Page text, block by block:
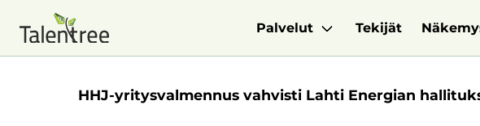
Palvelut Tekijät
HHJ-yritysvalmennus vahvisti Lahti Energian